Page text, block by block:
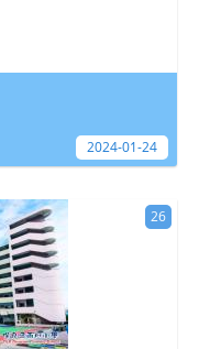
2024-01-24
26